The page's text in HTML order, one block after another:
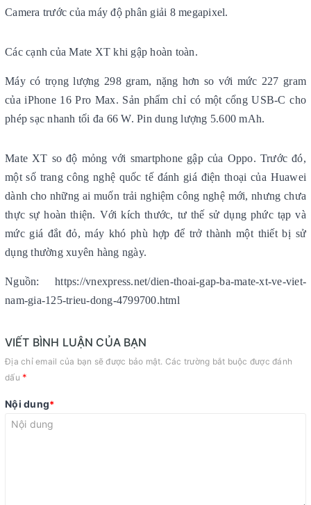
Camera trước của máy độ phân giải 8 megapixel.
Các cạnh của Mate XT khi gập hoàn toàn.
Máy có trọng lượng 298 gram, nặng hơn so với mức 227 gram
của iPhone 16 Pro Max. Sản phẩm chỉ có một cổng USB-C cho
phép sạc nhanh tối đa 66 W. Pin dung lượng 5.600 mAh.
Mate XT so độ mỏng với smartphone gập của Oppo. Trước đó,
một số trang công nghệ quốc tế đánh giá điện thoại của Huawei
dành cho những ai muốn trải nghiệm công nghệ mới, nhưng chưa
thực sự hoàn thiện. Với kích thước, tư thế sử dụng phức tạp và
mức giá đắt đỏ, máy khó phù hợp để trở thành một thiết bị sử
dụng thường xuyên hàng ngày.
Nguồn: https://vnexpress.net/dien-thoai-gap-ba-mate-xt-ve-viet-
nam-gia-125-trieu-dong-4799700.html
VIẾT BÌNH LUẬN CỦA BẠN
Địa chỉ email của bạn sẽ được bảo mật. Các trường bắt buộc được đánh
dấu *
Nội dung*